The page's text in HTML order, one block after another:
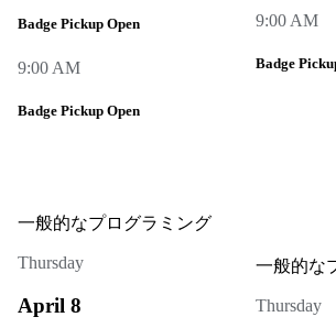
Badge Pickup Open
9:00 AM
Badge Pickup Open
9:00 AM
Badge
一般的なプログラミング
Thursday
April 8
一般的な
Thursday